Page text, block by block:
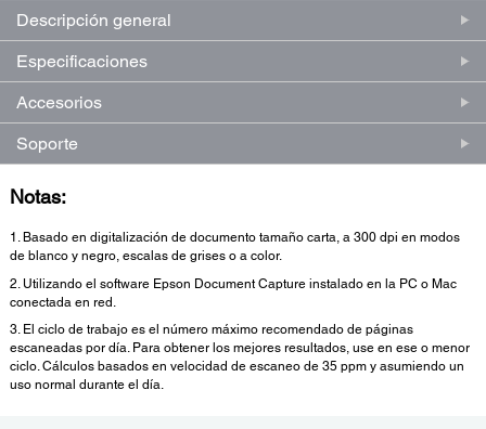
Descripción general
Especificaciones
Accesorios
Soporte
Notas:
1. Basado en digitalización de documento tamaño carta, a 300 dpi en modos
de blanco y negro, escalas de grises o a color.
2. Utilizando el software Epson Document Capture instalado en la PC o Mac
conectada en red.
3. El ciclo de trabajo es el número máximo recomendado de páginas
escaneadas por día. Para obtener los mejores resultados, use en ese o menor
ciclo. Cálculos basados en velocidad de escaneo de 35 ppm y asumiendo un
uso normal durante el día.